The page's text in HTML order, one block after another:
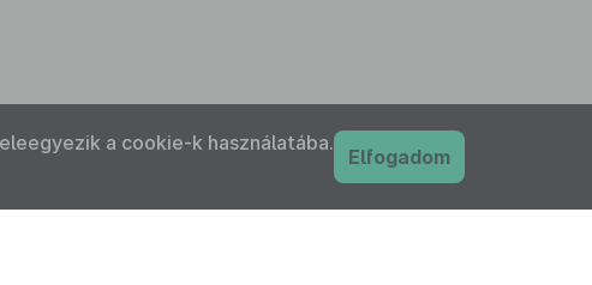
a cookie-k használatába.
Elfogadom